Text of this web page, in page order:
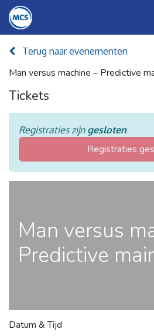
Terug naar evenementen
Man versus machine – Predictive
Tickets
Registraties zijn gesloten
Registraties
Man versus
Predictive
Datum & Tijd